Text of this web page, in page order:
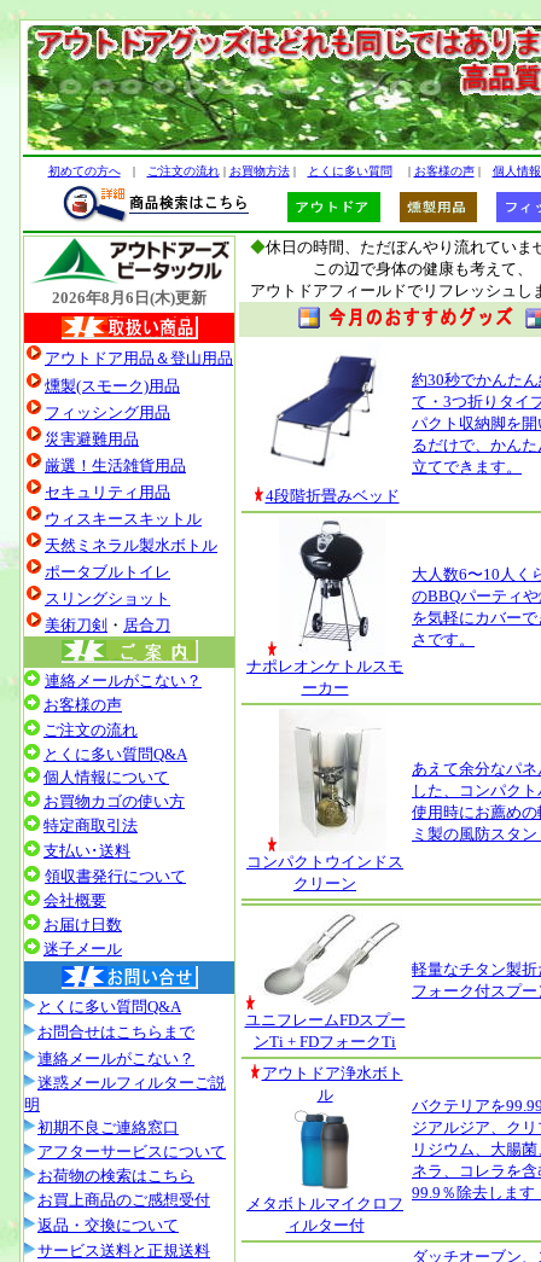
初めての方へ| ご注文の流れ | お買物方法 | とくに多い質問 | お客様の声 | 個人情
2026年8月6日(木)更新
アウトドア用品＆登山用品
燻製(スモーク)用品
フィッシング用品
災害避難用品
厳選！生活雑貨用品
セキュリティ用品
ウィスキースキットル
天然ミネラル製水ボトル
ポータブルトイレ
スリングショット
美術刀剣 ・ 居合刀
連絡メールがこない？
お客様の声
ご注文の流れ
とくに多い質問Q&A
個人情報について
お買物カゴの使い方
特定商取引法
支払い･送料
領収書発行について
会社概要
お届け日数
迷子メール
とくに多い質問Q&A
お問合せはこちらまで
連絡メールがこない？
迷惑メールフィルターご説
明
初期不良ご連絡窓口
アフターサービスについて
お荷物の検索はこちら
お買上商品のご感想受付
返品・交換について
サービス送料と正規送料
◆休日の時間、ただぼんやり流れていま
この辺で身体の健康も考えて、
アウトドアフィールドでリフレッシュし
4段階折畳みベッド
約30秒でかんた
て・3つ折りタイ
パクト収納脚を
るだけで、かん
立てできます。
ナポレオンケトルスモ
ーカー
大人数6〜10人く
のBBQパーティ
を気軽にカバー
さです。
コンパクトウインドス
クリーン
あえて余分なパ
した、コンパク
使用時にお薦め
ミ製の風防スタ
ユニフレームFDスプー
ンTi + FDフォークTi
軽量なチタン製
フォーク付スプ
アウトドア浄水ボト
ル
メタボトルマイクロフ
ィルター付
バクテリアを
ジアルジア、ク
リジウム、大腸
ネラ、コレラを
99.9％除去します
ダッチオーブン